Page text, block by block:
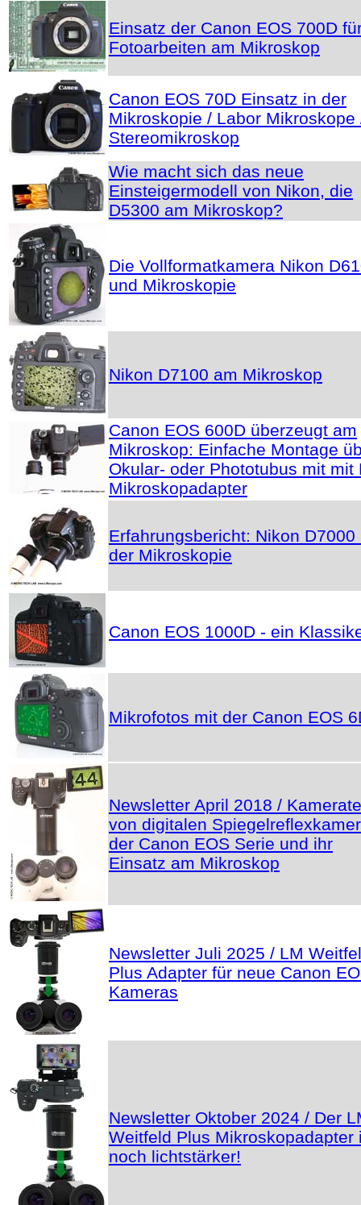
Einsatz der Canon EOS 700D
Fotoarbeiten am Mikroskop
Canon EOS 70D Einsatz in der
Mikroskopie / Labor Mikroskope
Stereomikroskop
Wie macht sich das neue
Einsteigermodell von Nikon, die
D5300 am Mikroskop?
Die Vollformatkamera Nikon
und Mikroskopie
Nikon D7100 am Mikroskop
Canon EOS 600D überzeugt am
Mikroskop: Einfache Montage
Okular- oder Phototubus mit mit
Mikroskopadapter
Erfahrungsbericht: Nikon D7000
der Mikroskopie
Canon EOS 1000D - ein
Mikrofotos mit der Canon EOS
Newsletter April 2018 /
von digitalen
der Canon EOS Serie und ihr
Einsatz am Mikroskop
Newsletter Juli 2025 / LM
Plus Adapter für neue Canon
Kameras
Newsletter Oktober 2024 / Der
Weitfeld Plus Mikroskopadapter
noch lichtstärker!